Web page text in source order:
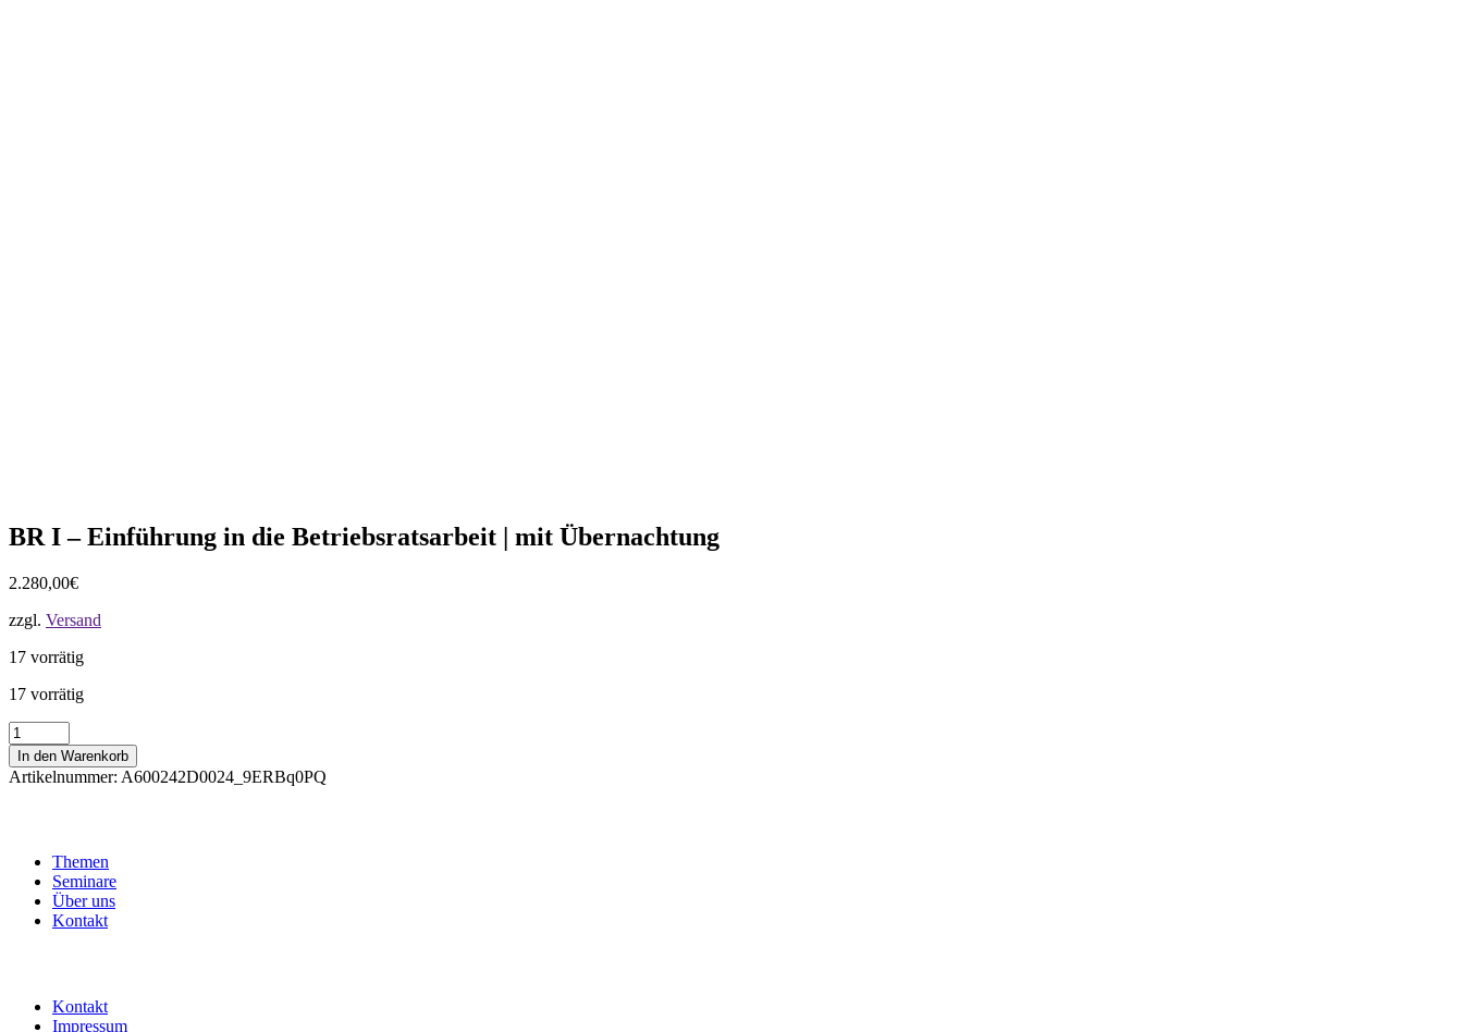
BR I – Einführung in die Betriebsratsarbeit | mit Übernachtung
2.280,00€
zzgl. Versand
17 vorrätig
17 vorrätig
BR
I
-
Einführung
Übernachtung
Menge
In den Warenkorb
Artikelnummer: A600242D0024_9ERBq0PQ
Themen
Seminare
Über uns
Kontakt
Kontakt
Impressum